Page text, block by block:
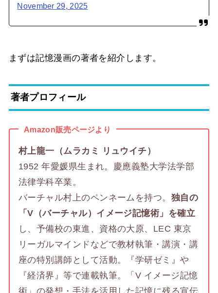
November 29, 2025
まずは記憶漫画の著者を紹介します。
著者プロフィール
Amazon販売ページより
村上龍一（ムラカミ リュウイチ）
1952 年愛媛県生まれ。慶應義塾大学法学部
法律学科卒業。
バーチャル村上のペンネームを持つ。 独自の
「V（バーチャル）イメージ記憶術」を確立
し、予備校の東進、資格の大原、LEC 東京
リーガルマインドなどで教材執筆・講演・講
座の特別講師として活動。『学研ゼミ』や
『経済界』等で連載執筆。「V イメージ記憶
術」の発想・手法を活用した記憶に残る宣伝